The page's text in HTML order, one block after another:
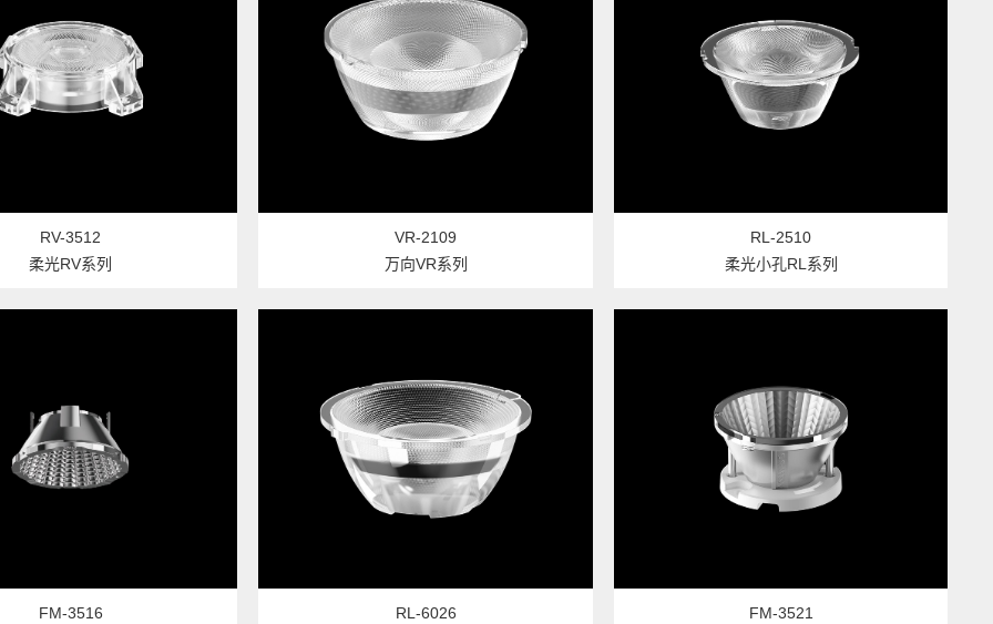
RV-3512
柔光RV系列
VR-2109
万向VR系列
RL-2510
柔光小孔RL系列
FM-3516
RL-6026
FM-3521